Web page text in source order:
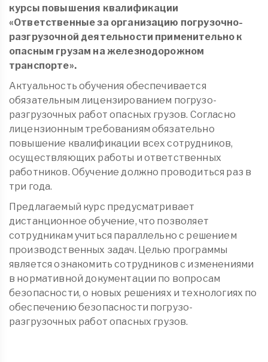
курсы повышения квалификации
«Ответственные за организацию погрузочно-
разгрузочной деятельности применительно к
опасным грузам на железнодорожном
транспорте».
Актуальность обучения обеспечивается
обязательным лицензированием погрузо-
разгрузочных работ опасных грузов. Согласно
лицензионным требованиям обязательно
повышение квалификации всех сотрудников,
осуществляющих работы и ответственных
работников. Обучение должно проводиться раз в
три года.
Предлагаемый курс предусматривает
дистанционное обучение, что позволяет
сотрудникам учиться параллельно с решением
производственных задач. Целью программы
является ознакомить сотрудников с изменениями
в нормативной документации по вопросам
безопасности, о новых решениях и технологиях по
обеспечению безопасности погрузо-
разгрузочных работ опасных грузов.